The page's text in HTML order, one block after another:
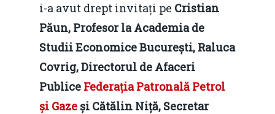
i-a avut drept invitați pe Cristian
Păun, Profesor la Academia de
Studii Economice București, Raluca
Covrig, Directorul de Afaceri
Publice Federația Patronală Petrol
și Gaze și Cătălin Niță, Secretar